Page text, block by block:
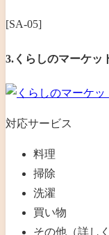
[SA-05]
3.くらしのマーケッ
対応サービス
料理
掃除
洗濯
買い物
その他（詳し